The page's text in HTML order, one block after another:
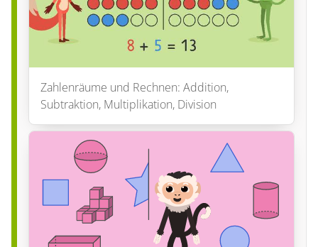
Zahlenräume und Rechnen: Addition,
Subtraktion, Multiplikation, Division